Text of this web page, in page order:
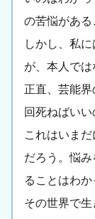
の苦悩がある
しかし、私
が、本人では
正直、芸能
回死ねばいい
これはいま
だろう。悩
ることはわか
その世界で